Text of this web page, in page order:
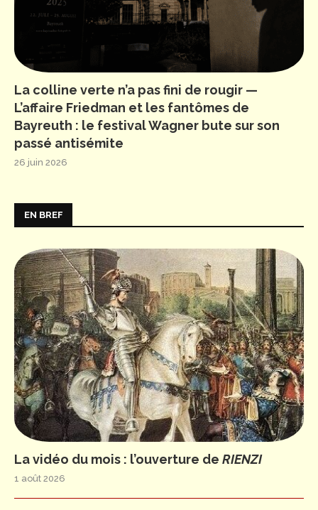
La colline verte n’a pas fini de rougir —
L’affaire Friedman et les fantômes de
Bayreuth : le festival Wagner bute sur son
passé antisémite
26 juin 2026
EN BREF
La vidéo du mois : l’ouverture de RIENZI
1 août 2026